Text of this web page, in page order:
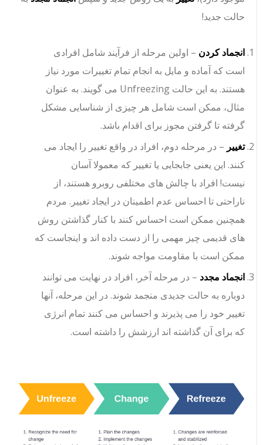
حالت جدید!
انجماد کردن– اولین مرحله از فرآیند شامل افرادی
است که آماده و مایل به انجام تمام تغییرات مورد نیاز
هستند. به این حالت Unfreezing می گویند. به عنوان
مثال، ممکن است شامل هر چیزی از شناسایی مشکل
گرفته تا گرفتن مجوز برای اقدام باشد.
تغییر– در مرحله دوم، افراد در واقع تغییر را ایجاد می
کنند. این یعنی جابجایی یا تغییر که معمولا آسان
نیست! افراد با چالش های مختلفی روبرو هستند، از
ناراحتی تا احساس عدم اطمینان در ایجاد تغییر. مردم
همچنین ممکن است احساس کنند با کنار گذاشتن روش
های قدیمی چیز مهمی را از دست داده اند و اینجاست که
ممکن است با مقاومت مواجه شوند.
انجماد مجدد– در مرحله آخر، افراد در نهایت می توانند
دوباره به حالت جدیدی منجمد شوند. در این مرحله، آنها
تغییر خود را می پذیرند و احساس می کنند تمام انرژی
که برای آن گذاشته اند ارزشش را داشته است.